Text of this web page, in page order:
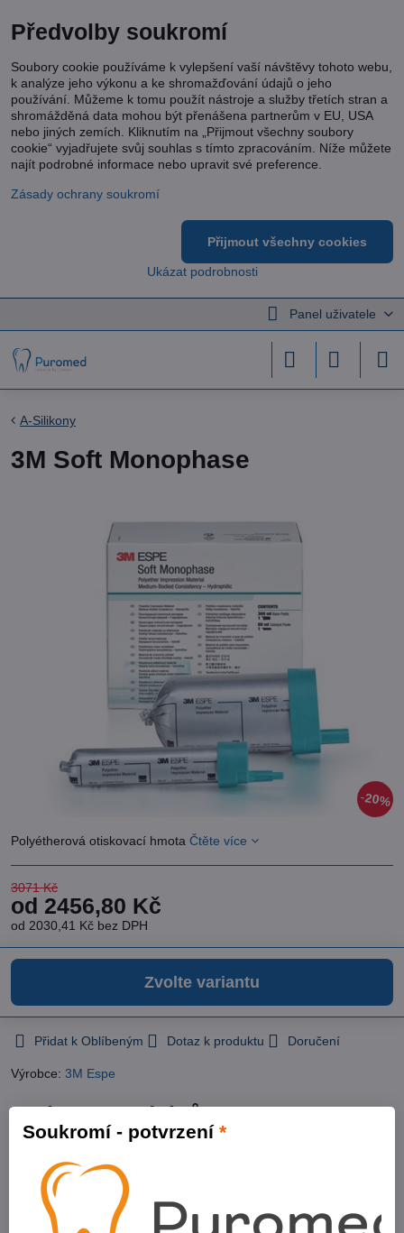
Panel uživatele
20%
A-Silikony
3M Soft Monophase
Polyétherová otiskovací hmota Čtěte více
3071 Kč
od 2456,80 Kč
od 2030,41 Kč bez DPH
Zvolte variantu
Přidat k Oblíbeným Dotaz k produktu Doručení
Výrobce: 3M Espe
Varianty produktů
Skladové číslo:
Na objednávku
2456,80 Kč
Předvolby soukromí
Soubory cookie používáme k vylepšení vaší návštěvy tohoto webu,
k analýze jeho výkonu a ke shromažďování údajů o jeho
používání. Můžeme k tomu použít nástroje a služby třetích stran a
shromážděná data mohou být přenášena partnerům v EU, USA
nebo jiných zemích. Kliknutím na „Přijmout všechny soubory
cookie“ vyjadřujete svůj souhlas s tímto zpracováním. Níže můžete
najít podrobné informace nebo upravit své preference.
Zásady ochrany soukromí
Ukázat podrobnosti
Přijmout všechny cookies
Soukromí - potvrzení *